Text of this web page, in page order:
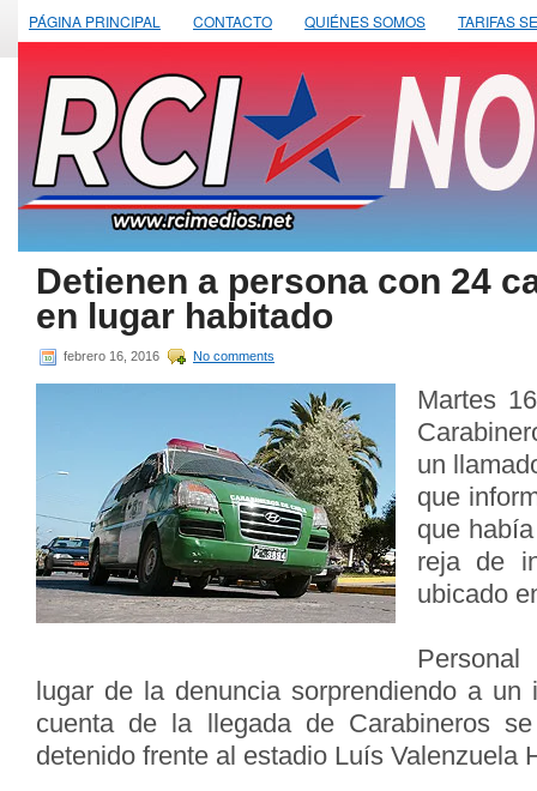
PÁGINA PRINCIPAL CONTACTO QUIÉNES SOMOS TARIFAS
Detienen a persona con 24
en lugar habitado
febrero 16, 2016 No comments
Martes
un
que
que
reja de
ubicado
lugar de la denuncia sorprendiendo a un
cuenta de la llegada de Carabineros
detenido frente al estadio Luís Valenzuela